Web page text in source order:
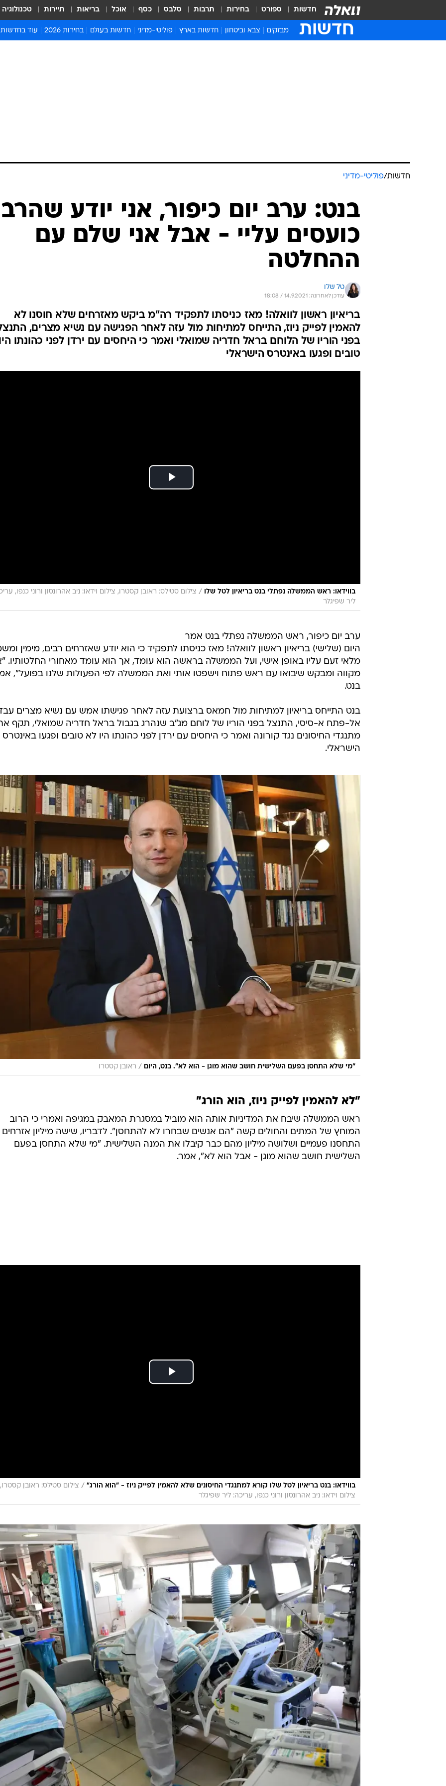
חדשות ספורט בחירות תרבות סלבס כסף אוכל בריאות תיירות טכנולוגיה
חדשות מבזקים צבא וביטחון חדשות בארץ פוליטי-מדיני חדשות בעולם בחירות 2026 עוד בחדשות
חדשות
המייל האדום
חדשות/פוליטי-מדיני
בנט: ערב יום כיפור, אני יודע
כועסים עליי - אבל אני שלם עם
ההחלטה
טל שלו
עודכן לאחרונה: 14.9.2021 / 18:08
בריאיון ראשון לוואלה! מאז כניסתו לתפקיד רה"מ ביקש מאזרחים שלא חוסנו לא
להאמין לפייק ניוז, התייחס למתיחות מול עזה לאחר הפגישה עם נשיא מצרים,
בפני הוריו של הלוחם בראל חדריה שמואלי ואמר כי היחסים עם ירדן לפני כהונתו
טובים ופגעו באינטרס הישראלי
בווידאו: ראש הממשלה נפתלי בנט בריאיון לטל שלו / צילום סטילס: ראובן קסטרו, צילום וידאו: ניב אהרונסון ורוני כנפו,
ליר שפיגלר
ערב יום כיפור, ראש הממשלה נפתלי בנט אמר
היום (שלישי) בריאיון ראשון לוואלה! מאז כניסתו לתפקיד כי הוא יודע שאזרחים רבים, מימין
מלאי זעם עליו באופן אישי, ועל הממשלה בראשה הוא עומד, אך הוא עומד מאחורי החלטותיו.
מקווה ומבקש שיבואו עם ראש פתוח וישפטו אותי ואת הממשלה לפי הפעולות שלנו בפועל",
בנט.
בנט התייחס בריאיון למתיחות מול חמאס ברצועת עזה לאחר פגישתו אמש עם נשיא מצרים
אל-פתח א-סיסי, התנצל בפני הוריו של לוחם מג"ב שנהרג בגבול בראל חדריה שמואלי, תקף
מתנגדי החיסונים נגד קורונה ואמר כי היחסים עם ירדן לפני כהונתו היו לא טובים ופגעו באינטרס
הישראלי.
"מי שלא התחסן בפעם השלישית חושב שהוא מוגן - הוא לא". בנט, היום / ראובן קסטרו
"לא להאמין לפייק ניוז, הוא הורג"
ראש הממשלה שיבח את המדיניות אותה הוא מוביל במסגרת המאבק במגיפה ואמרי כי הרוב
המוחץ של המתים והחולים קשה "הם אנשים שבחרו לא להתחסן". לדבריו, שישה מיליון אזרחים
התחסנו פעמיים ושלושה מיליון מהם כבר קיבלו את המנה השלישית. "מי שלא התחסן בפעם
השלישית חושב שהוא מוגן - אבל הוא לא", אמר.
בווידאו: בנט בריאיון לטל שלו קורא למתנגדי החיסונים שלא להאמין לפייק ניוז - "הוא הורג" / צילום סטילס: ראובן קסטרו,
צילום וידאו: ניב אהרונסון ורוני כנפו, עריכה: ליר שפיגלר